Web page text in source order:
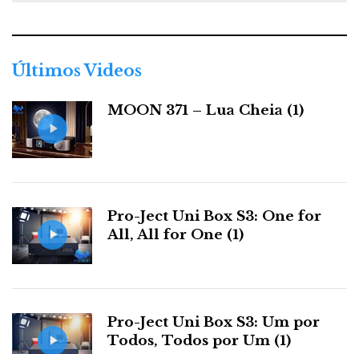
r
i
s
Últimos Videos
MOON 371 – Lua Cheia (1)
Pro-Ject Uni Box S3: One for
All, All for One (1)
Pro-Ject Uni Box S3: Um por
Todos, Todos por Um (1)